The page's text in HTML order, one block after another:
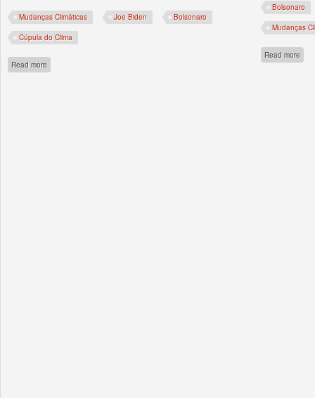
Mudanças Climáticas Joe Biden Bolsonaro
Cúpula do Clima
Read more
Bolsonaro
Mudanças
Read more